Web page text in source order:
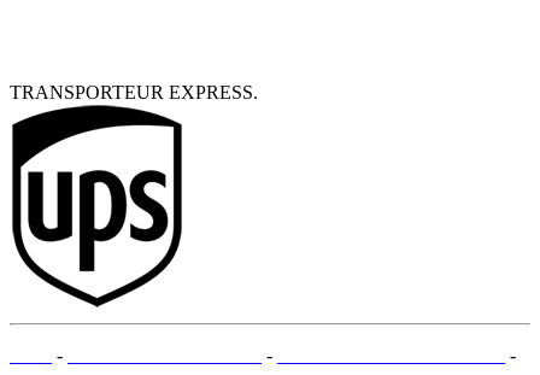
TRANSPORTEUR EXPRESS.
- -
-